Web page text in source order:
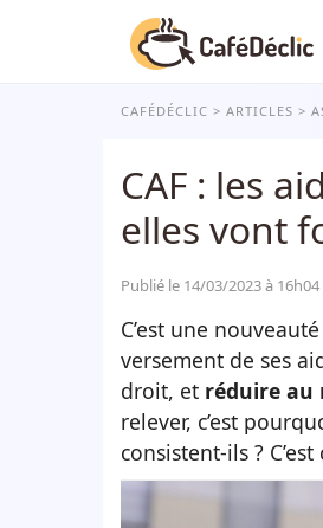
CAFÉDÉCLIC ARTICLES
CAF : les
elles vont
Publié le 14/03/2023 à 16h04
C’est une
versement de ses
droit, et réduire au
relever, c’est
consistent-ils ?